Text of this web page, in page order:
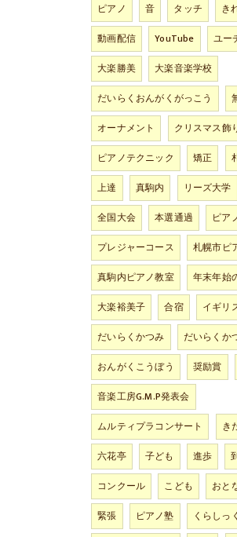
ピアノ
音 タッチ き
動画配信
YouTube
ユー
大楽勝美
大楽音楽学校
だいらくおんがくがっこう
オーナメント
クリスマス飾
ピアノテクニック
矯正
上達
真駒内 リーズ大学
全国大会
本選通過
ピア
プレジャーコース
札幌市ピ
真駒内ピアノ教室
年末年始
大楽裕美子
合宿
イギリ
だいらくかつみ
だいらくか
おんがくこうぼう
奨励賞
音楽工房G.M.P発表会
ムルティプラコンサート
き
六花亭
子ども 進歩
コンクール
こども おと
緊張
ピアノ塾
くらしっく